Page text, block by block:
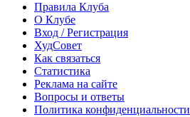
Правила Клуба
О Клубе
Вход / Регистрация
ХудСовет
Как связаться
Статистика
Реклама на сайте
Вопросы и ответы
Политика конфиденциальности